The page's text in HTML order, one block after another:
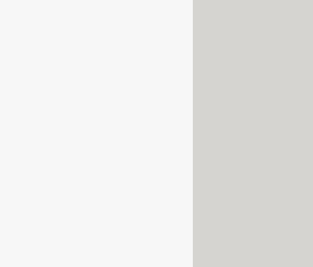
en teoría con dichos requisitos.
en el menú
con esta versión. Siempre y
puede que dichas
de estado
terminar, presiona en
nuevamente